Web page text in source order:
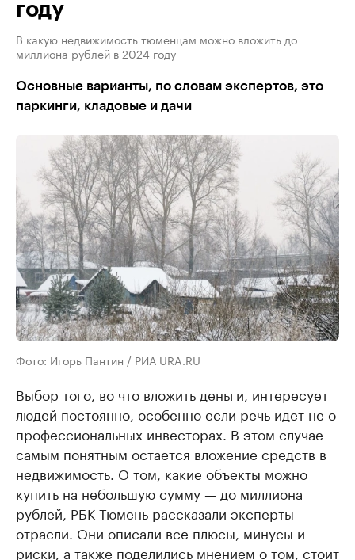
году
В какую недвижимость тюменцам можно вложить до
миллиона рублей в 2024 году
Основные варианты, по словам экспертов, это
паркинги, кладовые и дачи
Фото: Игорь Пантин / РИА URA.RU
Выбор того, во что вложить деньги, интересует
людей постоянно, особенно если речь идет не о
профессиональных инвесторах. В этом случае
самым понятным остается вложение средств в
недвижимость. О том, какие объекты можно
купить на небольшую сумму — до миллиона
рублей, РБК Тюмень рассказали эксперты
отрасли. Они описали все плюсы, минусы и
риски, а также поделились мнением о том, стоит